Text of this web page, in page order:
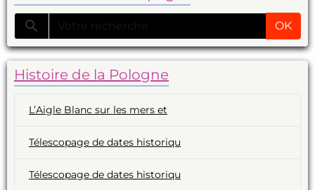
OK
Histoire de la Pologne
L’Aigle Blanc sur les mers et
Télescopage de dates historiqu
Télescopage de dates historiqu